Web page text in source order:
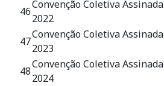
46
Convenção Coletiva Assinada
2022
47
Convenção Coletiva Assinada
2023
48
Convenção Coletiva Assinada
2024